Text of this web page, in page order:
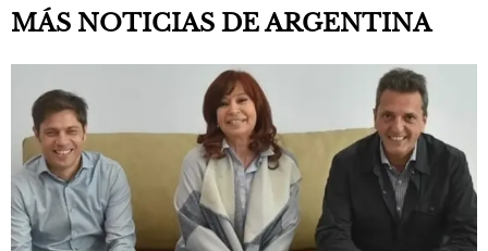
MÁS NOTICIAS DE ARGENTINA